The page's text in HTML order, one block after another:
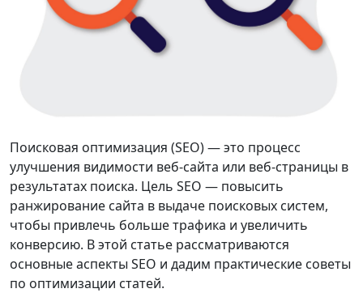
Поисковая оптимизация (SEO) — это процесс
улучшения видимости веб-сайта или веб-страницы в
результатах поиска. Цель SEO — повысить
ранжирование сайта в выдаче поисковых систем,
чтобы привлечь больше трафика и увеличить
конверсию. В этой статье рассматриваются
основные аспекты SEO и дадим практические советы
по оптимизации статей.